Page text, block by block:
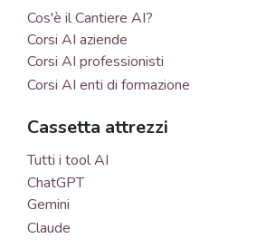
Cos'è il Cantiere AI?
Corsi AI aziende
Corsi AI professionisti
Corsi AI enti di formazione
Cassetta attrezzi
Tutti i tool AI
ChatGPT
Gemini
Claude